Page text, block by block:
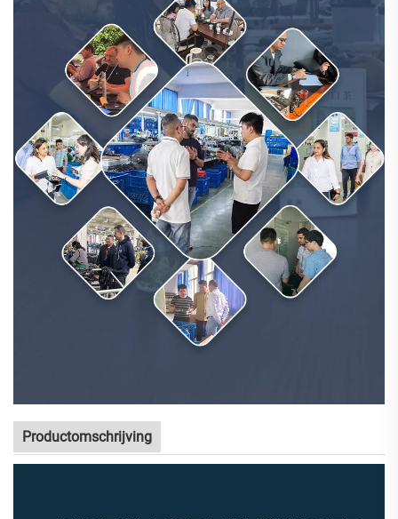
Productomschrijving